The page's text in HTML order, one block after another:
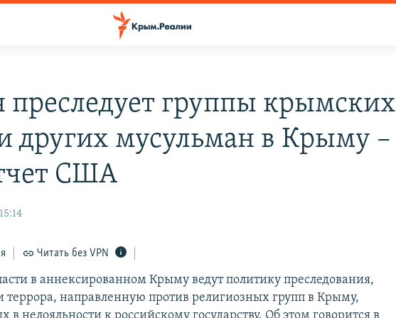
преследует группы крымских
других мусульман в Крыму –
США
Читать без VPN
в аннексированном Крыму ведут политику преследования,
террора, направленную против религиозных групп в Крыму,